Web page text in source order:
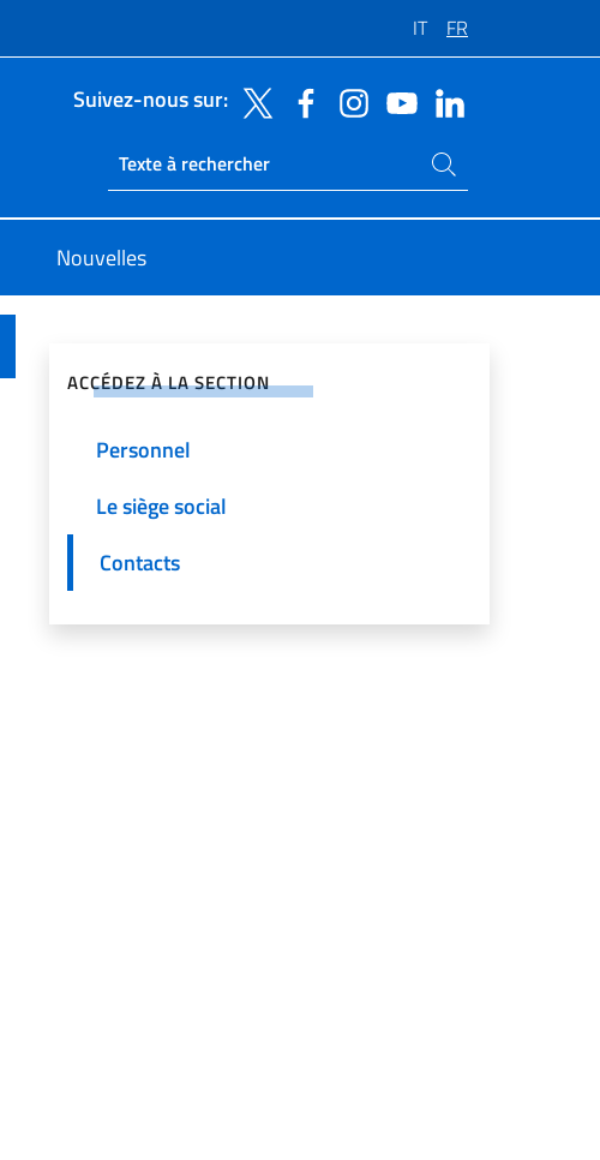
IT FR
Suivez-nous sur:
Ricerca sito live
Rechercher dans le site
Nouvelles
ACCÉDEZ À LA SECTION
Personnel
Le siège social
Contacts